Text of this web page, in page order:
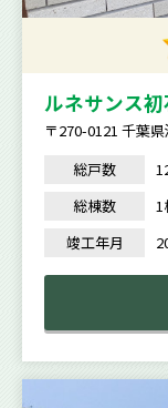
ルネサンス初
〒270-0121 千葉
総戸数
総棟数
1
竣工年月